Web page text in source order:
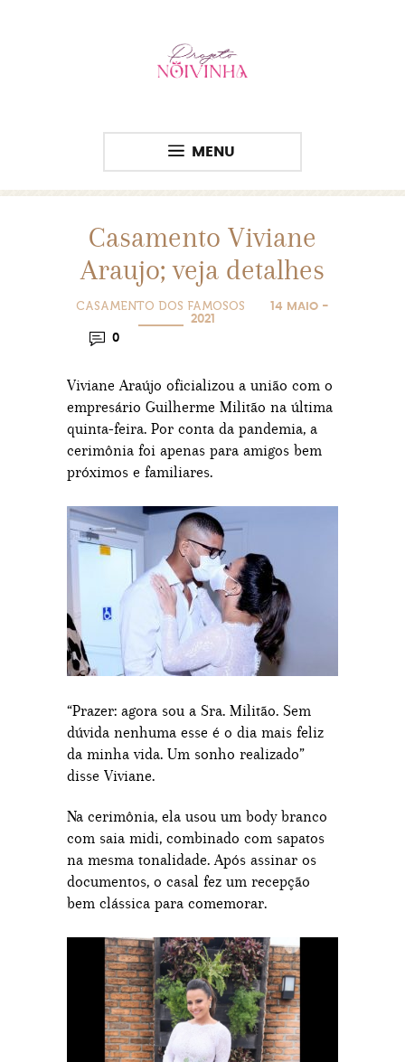
MENU
Casamento Viviane
Araujo; veja detalhes
CASAMENTO DOS FAMOSOS
14 MAIO -
2021
0
Viviane Araújo oficializou a união com o
empresário Guilherme Militão na última
quinta-feira. Por conta da pandemia, a
cerimônia foi apenas para amigos bem
próximos e familiares.
“Prazer: agora sou a Sra. Militão. Sem
dúvida nenhuma esse é o dia mais feliz
da minha vida. Um sonho realizado”
disse Viviane.
Na cerimônia, ela usou um body branco
com saia midi, combinado com sapatos
na mesma tonalidade. Após assinar os
documentos, o casal fez um recepção
bem clássica para comemorar.